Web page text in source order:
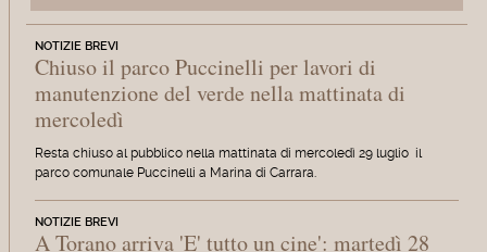
NOTIZIE BREVI
Chiuso il parco Puccinelli per lavori di
manutenzione del verde nella mattinata di
mercoledì
Resta chiuso al pubblico nella mattinata di mercoledì 29 luglio il
parco comunale Puccinelli a Marina di Carrara.
NOTIZIE BREVI
A Torano arriva 'E' tutto un cine': martedì 28